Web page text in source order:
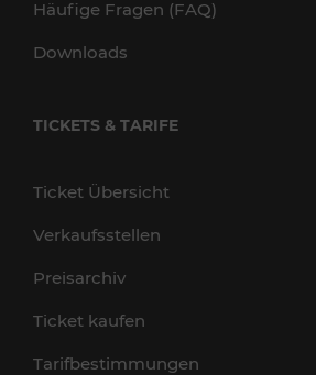
Häufige Fragen (FAQ)
Downloads
TICKETS & TARIFE
Ticket Übersicht
Verkaufsstellen
Preisarchiv
Ticket kaufen
Tarifbestimmungen